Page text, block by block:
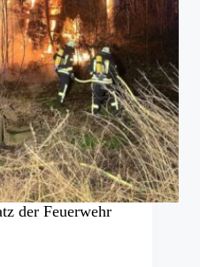
der Feuerwehr